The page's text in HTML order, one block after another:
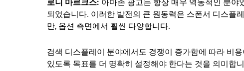
로니 마르크스: 아마존 광고는 항상 매우 역동적인 분야
되었습니다. 이러한 발전의 큰 원동력은 스폰서 디스플
만, 옵션 측면에서 훨씬 다양합니다.
검색 디스플레이 분야에서도 경쟁이 증가함에 따라 비
있도록 목표를 더 명확히 설정해야 한다는 것을 의미합